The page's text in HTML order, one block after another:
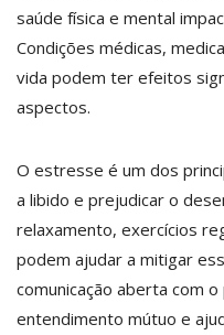
saúde física e mental
Condições médicas,
vida podem ter efeitos
aspectos.
O estresse é um dos
a libido e prejudicar o
relaxamento, exercícios
podem ajudar a mitigar
comunicação aberta com
entendimento mútuo e